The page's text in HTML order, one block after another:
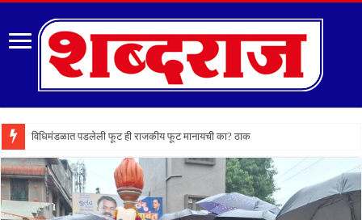
विधिमंडळात पडलेली फूट ही राजकीय फूट मानायची का? ठाकरेंच्या वकिलांचा